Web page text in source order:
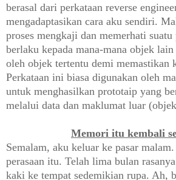
berasal dari perkataan reverse
mengadaptasikan cara aku sendiri.
proses mengkaji dan memerhati suatu
berlaku kepada mana-mana objek
oleh objek tertentu demi memastikan
Perkataan ini biasa digunakan oleh
untuk menghasilkan prototaip yang
melalui data dan maklumat luar
Memori itu kembali
Semalam, aku keluar ke pasar
perasaan itu. Telah lima bulan
kaki ke tempat sedemikian rupa. Ah,